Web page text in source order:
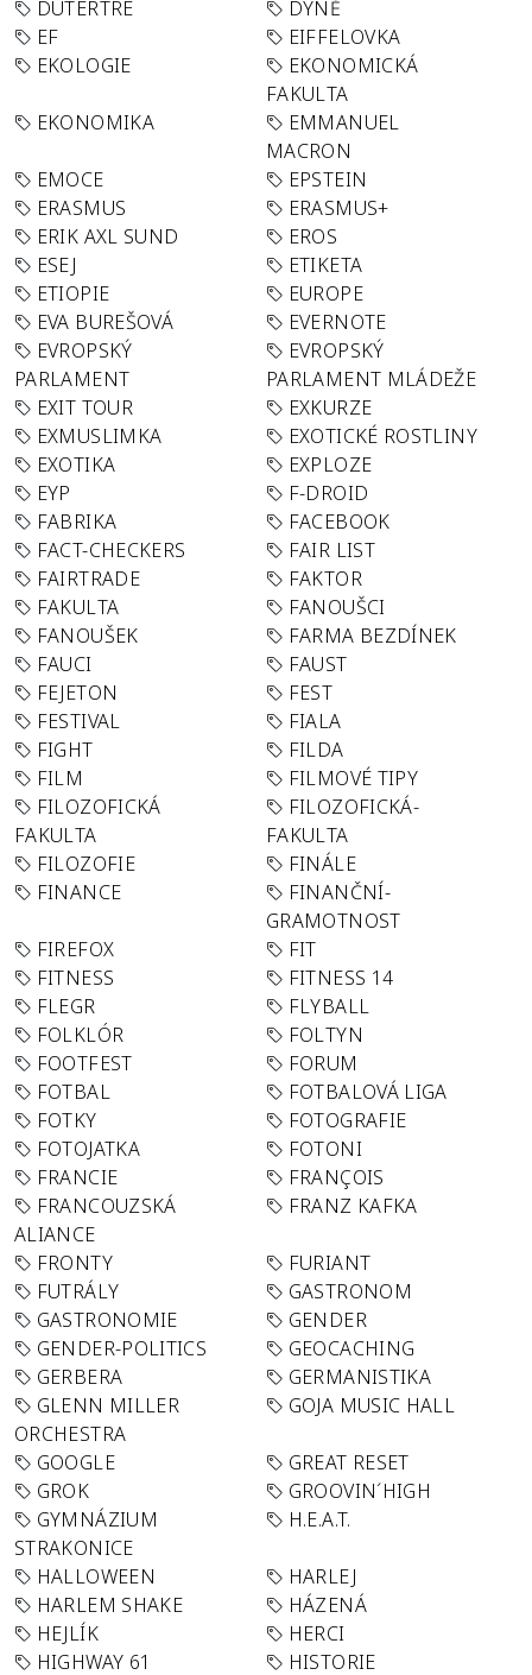
DUTERTRE
DÝNĚ
EF
EIFFELOVKA
EKOLOGIE
EKONOMICKÁ
FAKULTA
EKONOMIKA
EMMANUEL
MACRON
EMOCE
EPSTEIN
ERASMUS
ERASMUS+
ERIK AXL SUND
EROS
ESEJ
ETIKETA
ETIOPIE
EUROPE
EVA BUREŠOVÁ
EVERNOTE
EVROPSKÝ
PARLAMENT
EVROPSKÝ
PARLAMENT MLÁDEŽE
EXIT TOUR
EXKURZE
EXMUSLIMKA
EXOTICKÉ ROSTLINY
EXOTIKA
EXPLOZE
EYP
F-DROID
FABRIKA
FACEBOOK
FACT-CHECKERS
FAIR LIST
FAIRTRADE
FAKTOR
FAKULTA
FANOUŠCI
FANOUŠEK
FARMA BEZDÍNEK
FAUCI
FAUST
FEJETON
FEST
FESTIVAL
FIALA
FIGHT
FILDA
FILM
FILMOVÉ TIPY
FILOZOFICKÁ
FAKULTA
FILOZOFICKÁ-
FAKULTA
FILOZOFIE
FINÁLE
FINANCE
FINANČNÍ-
GRAMOTNOST
FIREFOX
FIT
FITNESS
FITNESS 14
FLEGR
FLYBALL
FOLKLÓR
FOLTYN
FOOTFEST
FORUM
FOTBAL
FOTBALOVÁ LIGA
FOTKY
FOTOGRAFIE
FOTOJATKA
FOTONI
FRANCIE
FRANÇOIS
FRANCOUZSKÁ
ALIANCE
FRANZ KAFKA
FRONTY
FURIANT
FUTRÁLY
GASTRONOM
GASTRONOMIE
GENDER
GENDER-POLITICS
GEOCACHING
GERBERA
GERMANISTIKA
GLENN MILLER
ORCHESTRA
GOJA MUSIC HALL
GOOGLE
GREAT RESET
GROK
GROOVIN´HIGH
GYMNÁZIUM
STRAKONICE
H.E.A.T.
HALLOWEEN
HARLEJ
HARLEM SHAKE
HÁZENÁ
HEJLÍK
HERCI
HIGHWAY 61
HISTORIE